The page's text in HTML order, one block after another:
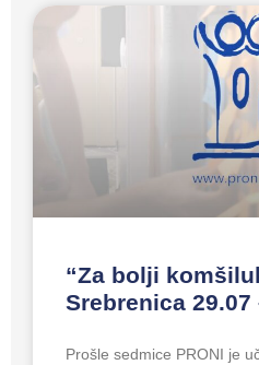
“Za bolji
Srebrenica 29.07
Prošle sedmice PRONI je